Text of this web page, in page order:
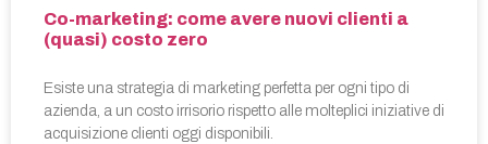
Co-marketing: come avere nuovi clienti a
(quasi) costo zero
Esiste una strategia di marketing perfetta per ogni tipo di
azienda, a un costo irrisorio rispetto alle molteplici iniziative di
acquisizione clienti oggi disponibili.